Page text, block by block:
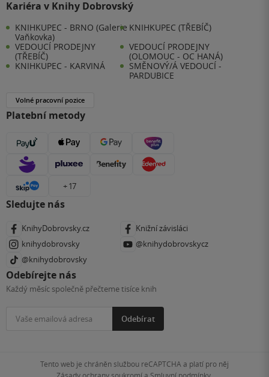
Kariéra v Knihy Dobrovský
KNIHKUPEC - BRNO (Galerie
Vaňkovka)
KNIHKUPEC (TŘEBÍČ)
VEDOUCÍ PRODEJNY
(TŘEBÍČ)
VEDOUCÍ PRODEJNY
(OLOMOUC - OC HANÁ)
KNIHKUPEC - KARVINÁ
SMĚNOVÝ/Á VEDOUCÍ -
PARDUBICE
Volné pracovní pozice
Platební metody
+ 17
Sledujte nás
KnihyDobrovsky.cz
Knižní závisláci
knihydobrovsky
@knihydobrovskycz
@knihydobrovsky
Odebírejte nás
Každý měsíc společně přečteme tisíce knih
Odebírat
Tento web je chráněn službou reCAPTCHA a platí pro něj
Zásady ochrany soukromí a Smluvní podmínky